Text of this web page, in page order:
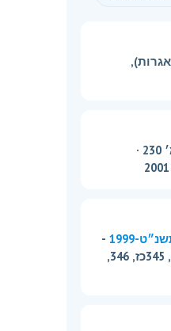
ק״ת תשס״א, עמ׳ 230 ·
1999
-
סעיפים 43, 44(6), 345כז, 346,